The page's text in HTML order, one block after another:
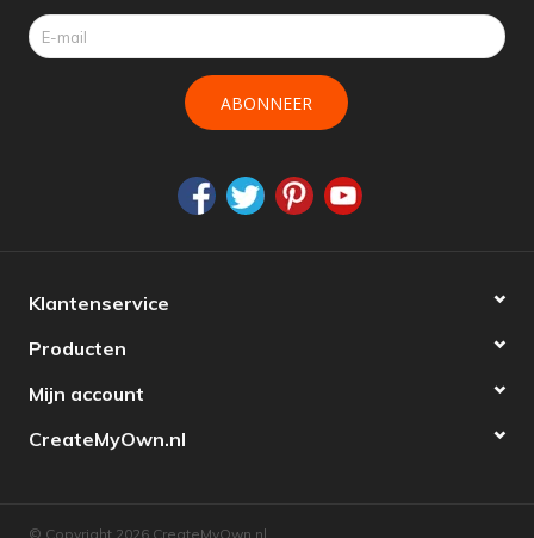
ABONNEER
Klantenservice
Producten
Mijn account
CreateMyOwn.nl
© Copyright 2026 CreateMyOwn.nl